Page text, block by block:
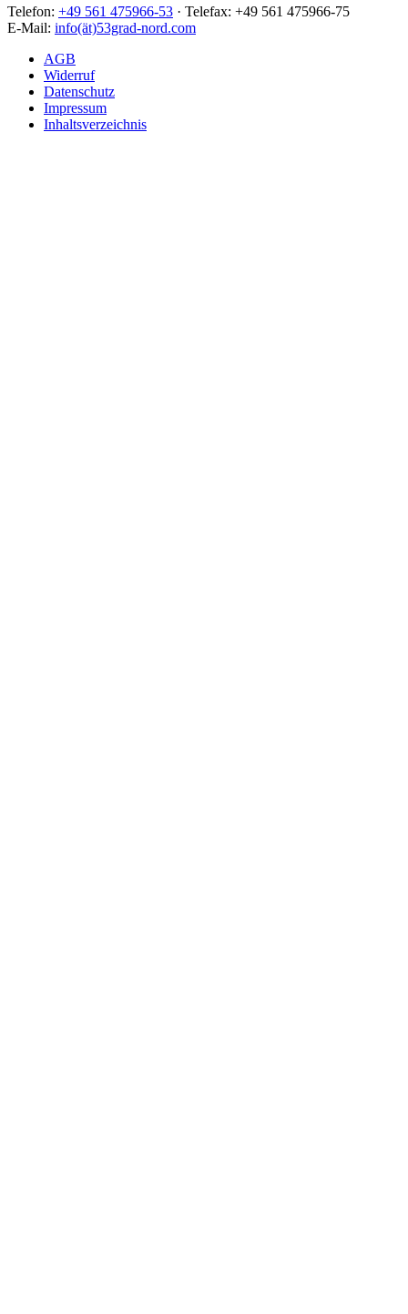
Telefon: +49 561 475966-53 · Telefax: +49 561 475966-75
E-Mail: info(ät)53grad-nord.com
AGB
Widerruf
Datenschutz
Impressum
Inhaltsverzeichnis